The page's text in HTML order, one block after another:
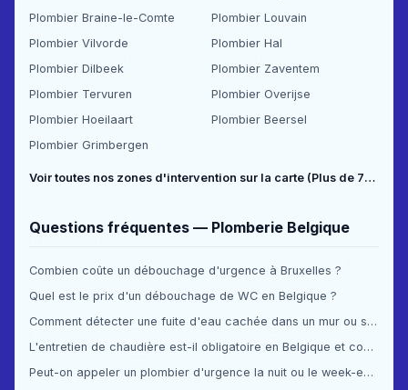
Plombier Braine-le-Comte
Plombier Louvain
Plombier Vilvorde
Plombier Hal
Plombier Dilbeek
Plombier Zaventem
Plombier Tervuren
Plombier Overijse
Plombier Hoeilaart
Plombier Beersel
Plombier Grimbergen
Voir toutes nos zones d'intervention sur la carte (Plus de 70 communes couvertes) →
Questions fréquentes — Plomberie Belgique
Combien coûte un débouchage d'urgence à Bruxelles ?
Quel est le prix d'un débouchage de WC en Belgique ?
Comment détecter une fuite d'eau cachée dans un mur ou sous le sol ?
L'entretien de chaudière est-il obligatoire en Belgique et combien ça coûte ?
Peut-on appeler un plombier d'urgence la nuit ou le week-end en Belgique ?